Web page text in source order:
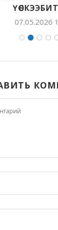
07.05.2026